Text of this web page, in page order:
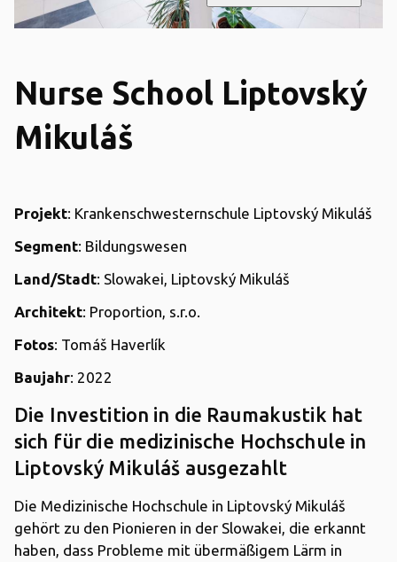
Nurse School Liptovský
Mikuláš
Projekt: Krankenschwesternschule Liptovský Mikuláš
Segment: Bildungswesen
Land/Stadt: Slowakei, Liptovský Mikuláš
Architekt: Proportion, s.r.o.
Fotos: Tomáš Haverlík
Baujahr: 2022
Die Investition in die Raumakustik hat
sich für die medizinische Hochschule in
Liptovský Mikuláš ausgezahlt
Die Medizinische Hochschule in Liptovský Mikuláš
gehört zu den Pionieren in der Slowakei, die erkannt
haben, dass Probleme mit übermäßigem Lärm in